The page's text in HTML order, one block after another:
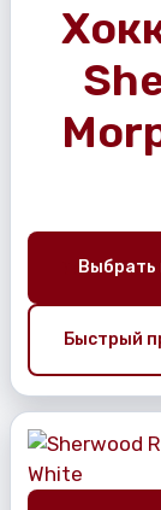
Выбрать
Быстрый